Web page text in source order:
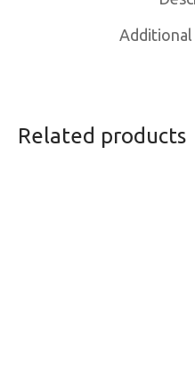
Related products